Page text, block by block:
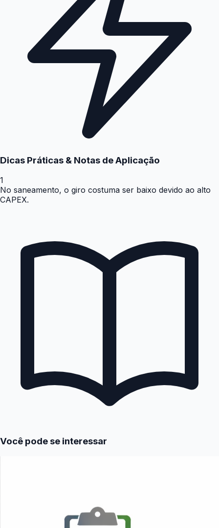
Dicas Práticas & Notas de Aplicação
1
No saneamento, o giro costuma ser baixo devido ao alto
CAPEX.
Você pode se interessar